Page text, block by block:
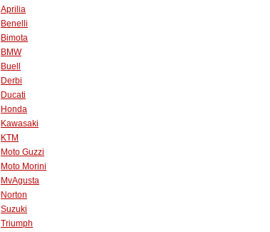
Aprilia
Benelli
Bimota
BMW
Buell
Derbi
Ducati
Honda
Kawasaki
KTM
Moto Guzzi
Moto Morini
MvAgusta
Norton
Suzuki
Triumph